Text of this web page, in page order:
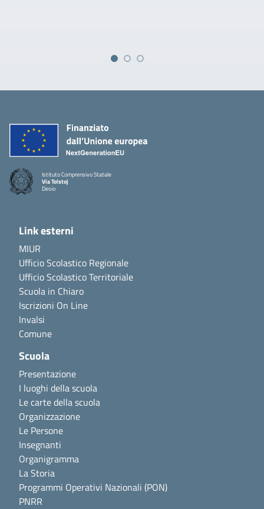
Istituto Comprensivo Statale
Via Tolstoj
Desio
Link esterni
MIUR
Ufficio Scolastico Regionale
Ufficio Scolastico Territoriale
Scuola in Chiaro
Iscrizioni On Line
Invalsi
Comune
Scuola
Presentazione
I luoghi della scuola
Le carte della scuola
Organizzazione
Le Persone
Insegnanti
Organigramma
La Storia
Programmi Operativi Nazionali (PON)
PNRR